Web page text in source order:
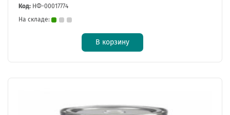
Код: НФ-00017774
На складе:
В корзину